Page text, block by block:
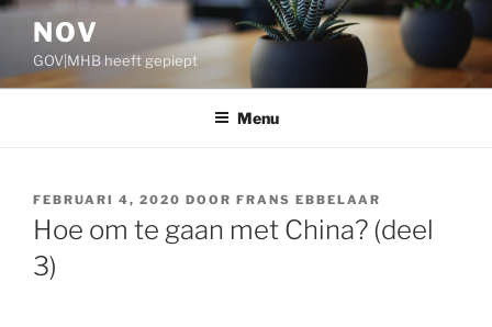
Ga
inhoud
NOV
GOV|MHB heeft gepiept
Menu
GEPLAATST
OP
FEBRUARI 4, 2020 DOOR FRANS EBBELAAR
Hoe om te gaan met China? (deel
3)